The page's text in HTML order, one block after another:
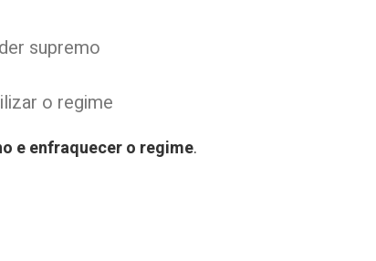
supremo
o regime
e enfraquecer o regime.